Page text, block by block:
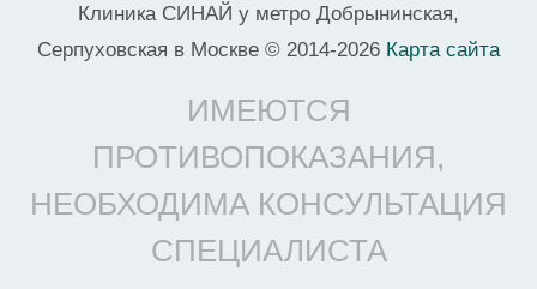
Клиника СИНАЙ у метро Добрынинская,
Серпуховская в Москве © 2014-2026 Карта сайта
ИМЕЮТСЯ
ПРОТИВОПОКАЗАНИЯ,
НЕОБХОДИМА КОНСУЛЬТАЦИЯ
СПЕЦИАЛИСТА